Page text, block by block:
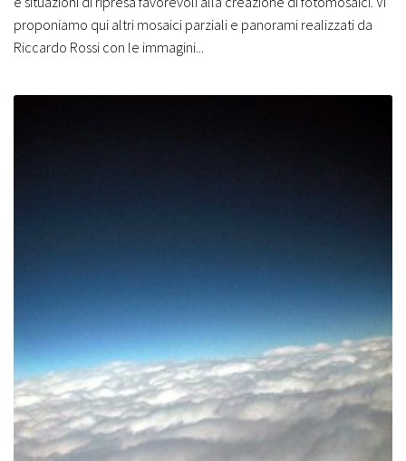
proponiamo qui altri mosaici parziali e panorami realizzati da
Riccardo Rossi con le immagini...